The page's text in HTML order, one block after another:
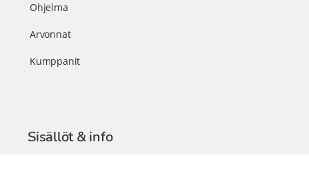
Ohjelma
Arvonnat
Kumppanit
Sisällöt & info